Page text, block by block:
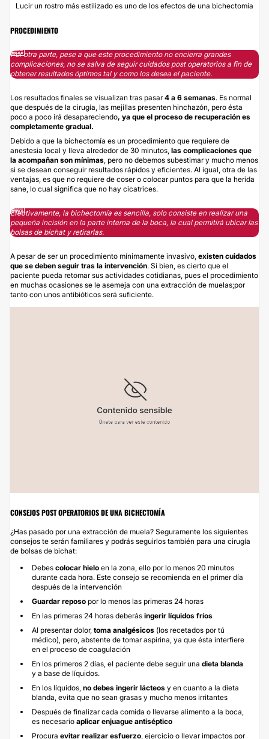
Lucir un rostro más estilizado es uno de los efectos de una bichectomía
PROCEDIMIENTO
Por otra parte, pese a que este procedimiento no encierra grandes
complicaciones, no se salva de seguir cuidados post operatorios a fin de
obtener resultados óptimos tal y como los desea el paciente.
Los resultados finales se visualizan tras pasar 4 a 6 semanas. Es normal
que después de la cirugía, las mejillas presenten hinchazón, pero ésta
poco a poco irá desapareciendo, ya que el proceso de recuperación es
completamente gradual.
Debido a que la bichectomía es un procedimiento que requiere de
anestesia local y lleva alrededor de 30 minutos, las complicaciones que
la acompañan son mínimas , pero no debemos subestimar y mucho menos
si se desean conseguir resultados rápidos y eficientes. Al igual, otra de las
ventajas, es que no requiere de coser o colocar puntos para que la herida
sane, lo cual significa que no hay cicatrices.
Efectivamente, la bichectomía es sencilla, solo consiste en realizar una
pequeña incisión en la parte interna de la boca, la cual permitirá ubicar las
bolsas de bichat y retirarlas.
A pesar de ser un procedimiento mínimamente invasivo, existen cuidados
que se deben seguir tras la intervención. Si bien, es cierto que el
paciente pueda retomar sus actividades cotidianas, pues el procedimiento
en muchas ocasiones se le asemeja con una extracción de muelas;por
tanto con unos antibióticos será suficiente.
CONSEJOS POST OPERATORIOS DE UNA BICHECTOMÍA
¿Has pasado por una extracción de muela? Seguramente los siguientes
consejos te serán familiares y podrás seguirlos también para una cirugía
de bolsas de bichat:
Debes colocar hielo en la zona, ello por lo menos 20 minutos
durante cada hora. Este consejo se recomienda en el primer día
después de la intervención
Guardar reposo por lo menos las primeras 24 horas
En las primeras 24 horas deberás ingerir líquidos fríos
Al presentar dolor, toma analgésicos (los recetados por tú
médico), pero, abstente de tomar aspirina, ya que ésta interfiere
en el proceso de coagulación
En los primeros 2 días, el paciente debe seguir una dieta blanda
y a base de líquidos.
En los líquidos, no debes ingerir lácteos y en cuanto a la dieta
blanda, evita que no sean grasas y mucho menos irritantes
Después de finalizar cada comida o llevarse alimento a la boca,
es necesario aplicar enjuague antiséptico
Procura evitar realizar esfuerzo, ejercicio o llevar impactos por